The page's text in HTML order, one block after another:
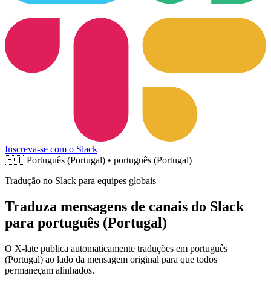
Inscreva-se com o Slack
🇵🇹 Português (Portugal) • português (Portugal)
Tradução no Slack para equipes globais
Traduza mensagens de canais do Slack
para português (Portugal)
O X-late publica automaticamente traduções em português
(Portugal) ao lado da mensagem original para que todos
permaneçam alinhados.